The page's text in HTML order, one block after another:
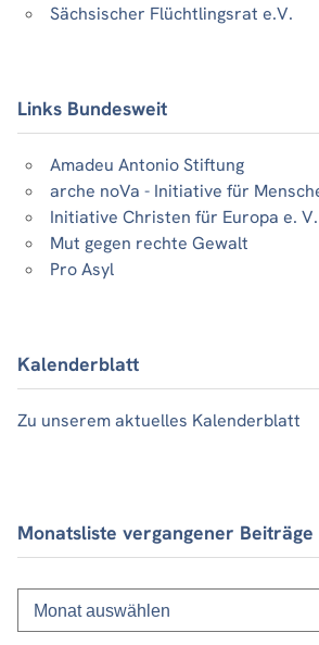
Sächsischer Flüchtlingsrat e.V.
Links Bundesweit
Amadeu Antonio Stiftung
arche noVa - Initiative für
Initiative Christen für Europa e. V.
Mut gegen rechte Gewalt
Pro Asyl
Kalenderblatt
Zu unserem aktuelles Kalenderblatt
Monatsliste vergangener Beiträge
Monatsliste
vergangener
Beiträge